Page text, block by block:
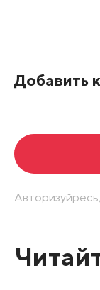
Добавить